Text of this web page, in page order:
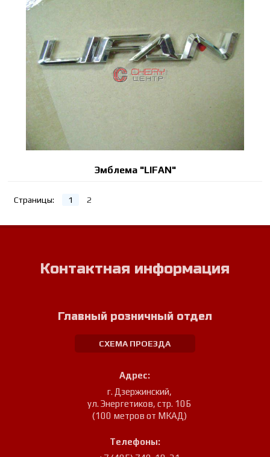
Эмблема "LIFAN"
Страницы: 1 2
Контактная информация
Главный розничный отдел
СХЕМА ПРОЕЗДА
Адрес:
г. Дзержинский,
ул. Энергетиков, стр. 10Б
(100 метров от МКАД)
Телефоны: